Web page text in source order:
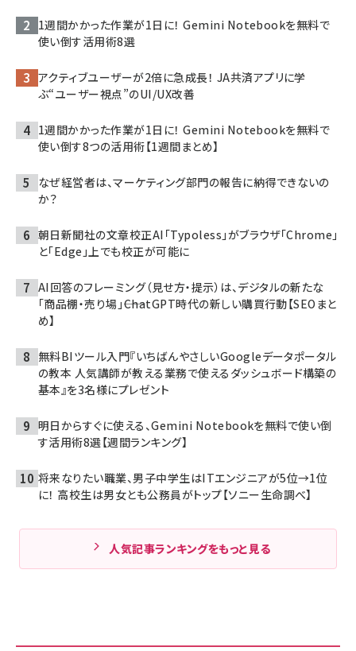
1週間かかった作業が1日に！ Gemini Notebookを無料で
使い倒す活用術8選
アクティブユーザーが2倍に急成長！ JA共済アプリに学
ぶ“ユーザー視点”のUI/UX改善
1週間かかった作業が1日に！ Gemini Notebookを無料で
使い倒す8つの活用術【1週間まとめ】
なぜ経営者は、マーケティング部門の報告に納得できないの
か？
朝日新聞社の文章校正AI「Typoless」がブラウザ「Chrome」
と「Edge」上でも校正が可能に
AI回答のフレーミング（見せ方・提示）は、デジタルの新たな
「商品棚・売り場」――ChatGPT時代の新しい購買行動【SEOまと
め】
無料BIツール入門『いちばんやさしいGoogleデータポータル
の教本 人気講師が教える業務で使えるダッシュボード構築の
基本』を3名様にプレゼント
明日からすぐに使える、Gemini Notebookを無料で使い倒
す活用術8選【週間ランキング】
将来なりたい職業、男子中学生はITエンジニアが5位→1位
に！ 高校生は男女とも公務員がトップ【ソニー生命調べ】
人気記事ランキングをもっと見る